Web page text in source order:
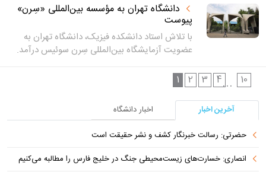
دانشگاه تهران به مؤسسه بین‌المللی «سِرن»
پیوست
با تلاش استاد دانشکده فیزیک، دانشگاه تهران به
عضویت آزمایشگاه بین‌المللی سِرن سوئیس درآمد.
1
2 3 4... 10
آخرین اخبار
اخبار دانشگاه
حضرتی: رسالت خبرنگار کشف و نشر حقیقت است
انصاری: خسارت‌های زیست‌محیطی جنگ در خلیج فارس را مطالبه‌ می‌کنیم